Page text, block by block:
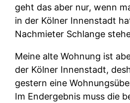
geht das aber nur, wenn
in der Kölner Innenstadt
Nachmieter Schlange
Meine alte Wohnung ist
der Kölner Innenstadt,
gestern eine
Im Endergebnis muss die